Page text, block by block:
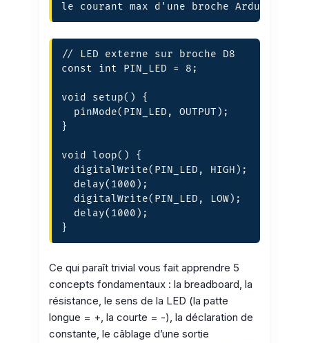
le courant max d'une broche Arduino (40
// LED externe sur broche D8
const int PIN_LED = 8;
void setup() {
  pinMode(PIN_LED, OUTPUT);
}
void loop() {
  digitalWrite(PIN_LED, HIGH);
  delay(1000);
  digitalWrite(PIN_LED, LOW);
  delay(1000);
}
Ce qui paraît trivial vous fait apprendre 5
concepts fondamentaux : la breadboard, la
résistance, le sens de la LED (la patte
longue = +, la courte = -), la déclaration de
constante, le câblage d’une sortie